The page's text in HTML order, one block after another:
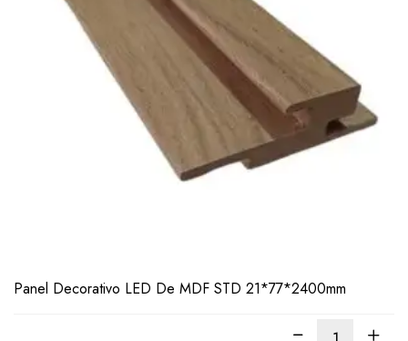
Panel Decorativo LED De MDF STD 21*77*2400mm